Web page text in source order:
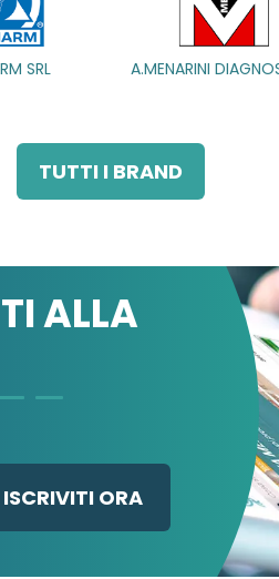
A.MENARINI DIAGNOSTICS
TUTTI I BRAND
ALLA
ISCRIVITI ORA